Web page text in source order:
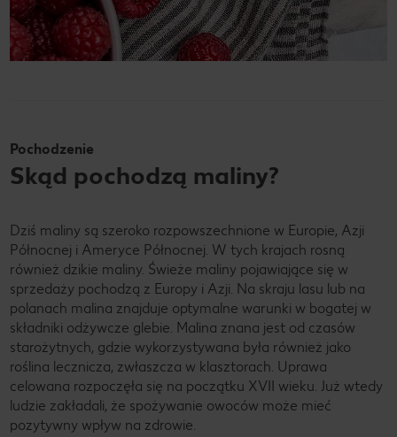
Pochodzenie
Skąd pochodzą maliny?
Dziś maliny są szeroko rozpowszechnione w Europie, Azji
Północnej i Ameryce Północnej. W tych krajach rosną
również dzikie maliny. Świeże maliny pojawiające się w
sprzedaży pochodzą z Europy i Azji. Na skraju lasu lub na
polanach malina znajduje optymalne warunki w bogatej w
składniki odżywcze glebie. Malina znana jest od czasów
starożytnych, gdzie wykorzystywana była również jako
roślina lecznicza, zwłaszcza w klasztorach. Uprawa
celowana rozpoczęła się na początku XVII wieku. Już wtedy
ludzie zakładali, że spożywanie owoców może mieć
pozytywny wpływ na zdrowie.